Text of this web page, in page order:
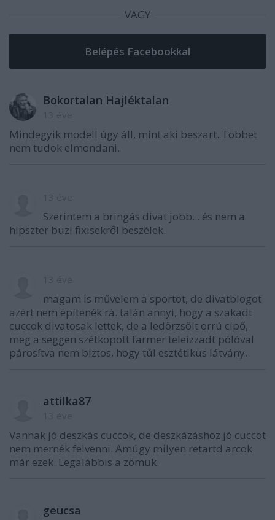
VAGY
Bokortalan Hajléktalan
Mindegyik modell úgy áll, mint aki beszart. Többet
nem tudok elmondani.
Szerintem a bringás divat jobb... és nem a
hipszter buzi fixisekről beszélek.
magam is művelem a sportot, de divatblogot
azért nem építenék rá. talán annyi, hogy a szakadt
cuccok divatosak lettek, de a ledörzsölt orrú cipő,
meg a seggen szétkopott farmer teleizzadt pólóval
párosítva nem biztos, hogy túl esztétikus látvány.
attilka87
Vannak jó deszkás cuccok, de deszkázáshoz jó cuccot
nem mernék felvenni. Amúgy milyen retartd arcok
már ezek. Legalábbis a zömük.
geucsa